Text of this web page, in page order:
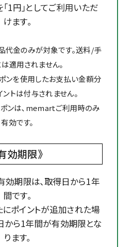
「1円」としてご利用いただ
けます。
代金のみが対象です。送料/手
適用されません。
ンを使用したお支払い金額分
ントは付与されません。
ンは、memartご利用時のみ
有効です。
効期限》
有効期限は、取得日から1年
間です。
ポイントが追加された場
から1年間が有効期限とな
ります。